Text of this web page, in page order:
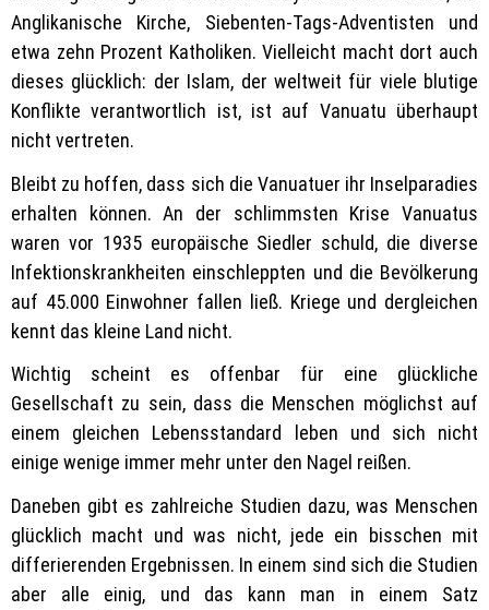
Anglikanische Kirche, Siebenten-Tags-Adventisten und
etwa zehn Prozent Katholiken. Vielleicht macht dort auch
dieses glücklich: der Islam, der weltweit für viele blutige
Konflikte verantwortlich ist, ist auf Vanuatu überhaupt
nicht vertreten.
Bleibt zu hoffen, dass sich die Vanuatuer ihr Inselparadies
erhalten können. An der schlimmsten Krise Vanuatus
waren vor 1935 europäische Siedler schuld, die diverse
Infektionskrankheiten einschleppten und die Bevölkerung
auf 45.000 Einwohner fallen ließ. Kriege und dergleichen
kennt das kleine Land nicht.
Wichtig scheint es offenbar für eine glückliche
Gesellschaft zu sein, dass die Menschen möglichst auf
einem gleichen Lebensstandard leben und sich nicht
einige wenige immer mehr unter den Nagel reißen.
Daneben gibt es zahlreiche Studien dazu, was Menschen
glücklich macht und was nicht, jede ein bisschen mit
differierenden Ergebnissen. In einem sind sich die Studien
aber alle einig, und das kann man in einem Satz